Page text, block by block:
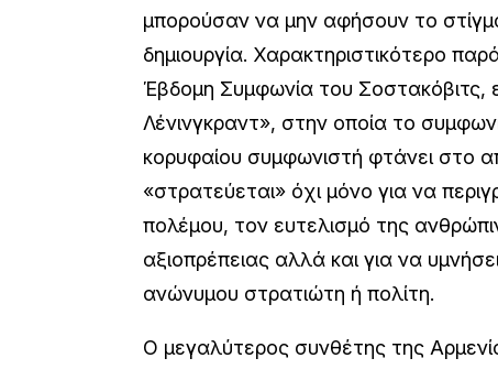
μπορούσαν να μην αφήσουν το
δημιουργία. Χαρακτηριστικότερο
Έβδομη Συμφωνία του Σοστακόβιτς,
Λένινγκραντ», στην οποία το
κορυφαίου συμφωνιστή φτάνει στο
«στρατεύεται» όχι μόνο για να
πολέμου, τον ευτελισμό της
αξιοπρέπειας αλλά και για να
ανώνυμου στρατιώτη ή πολίτη.
Ο μεγαλύτερος συνθέτης της